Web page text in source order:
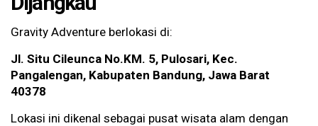
Gravity Adventure berlokasi di:
Jl. Situ Cileunca No.KM. 5, Pulosari, Kec.
Pangalengan, Kabupaten Bandung, Jawa Barat
40378
Lokasi ini dikenal sebagai pusat wisata alam dengan